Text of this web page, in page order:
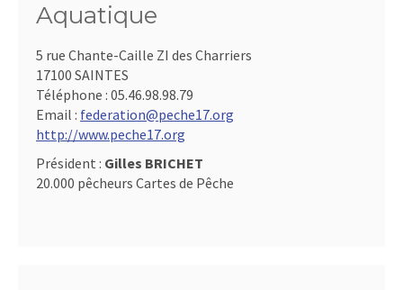
Aquatique
5 rue Chante-Caille ZI des Charriers
17100 SAINTES
Téléphone : 05.46.98.98.79
Email : federation@peche17.org
http://www.peche17.org
Président : Gilles BRICHET
20.000 pêcheurs Cartes de Pêche